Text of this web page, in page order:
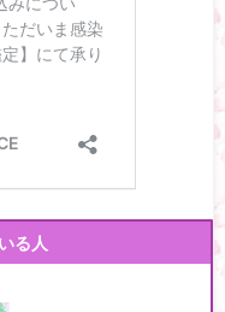
る人